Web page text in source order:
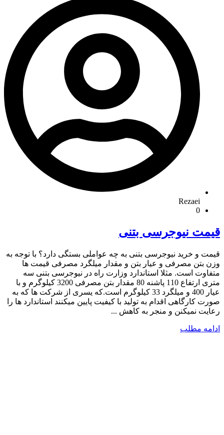
Rezaei
0
قیمت نیوجرسی بتنی
قیمت و خرید نیوجرسی بتنی به چه عواملی بستگی دارد؟ با توجه به
وزن بتن مصرفی و عیار بتن و مقدار میلگرد مصرفی قیمت ها
متفاوت است. مثلا استاندارد وزارت راه در نیوجرسی بتنی سه
متری ارتفاع 110 پاشنه 80 مقدار بتن مصرفی 3200 کیلوگرم و با
عیار 400 و میلگرد 33 کیلوگرم است.که یسری از شرکت ها که به
صورت کارگاهی اقدام به تولید با کیفیت پایین میکنند استاندارد ها را
رعایت نمیکنن و منجر به کاهش ...
ادامه مطلب